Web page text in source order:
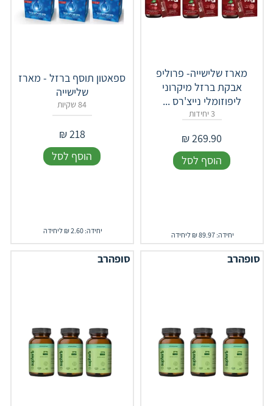
מארז שלישייה- פרוליפ
אבקת ברזל מיקרוני
ליפוזומלי נייצ'רס ...
3 יחידות
269.90
₪
הוסף לסל
יחידה: 89.97 ₪ ליחידה
ספאטון תוסף ברזל - מארז
שלישייה
84 שקיות
218
₪
הוסף לסל
יחידה: 2.60 ₪ ליחידה
סופהרב סופהרב